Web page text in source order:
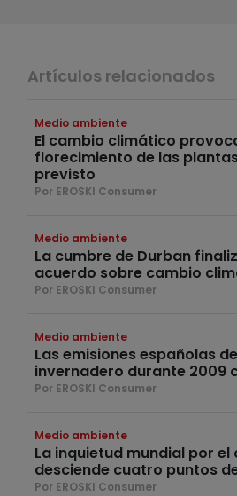
Artículos relacionados
Medio ambiente
El cambio climático
florecimiento de las
previsto
Por EROSKI Consumer
Medio ambiente
La cumbre de Durban
acuerdo sobre cambio
Por EROSKI Consumer
Medio ambiente
Las emisiones españolas
invernadero durante 2009
Por EROSKI Consumer
Medio ambiente
La inquietud mundial por
desciende cuatro puntos
Por EROSKI Consumer